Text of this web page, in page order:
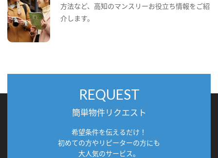
方法など、高知のマンスリーお役立ち情報をご紹
介します。
REQUEST
簡単物件リクエスト
希望条件を伝えるだけ！
初めての方やリピーターの方にも
大人気のサービス。